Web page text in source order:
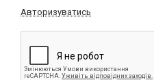
Авторизуватись